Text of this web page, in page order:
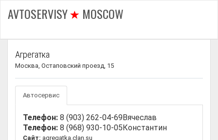
AVTOSERVISY MOSCOW
Агрегатка
Москва, Остаповский проезд, 15
Автосервис
Телефон: 8 (903) 262-04-69Вячеслав
Телефон: 8 (968) 930-10-05Константин
Сайт: agregatka.clan.su